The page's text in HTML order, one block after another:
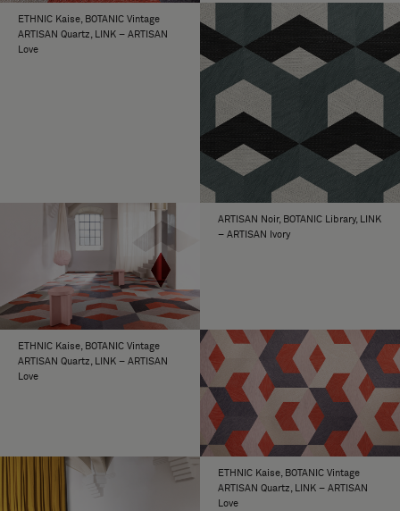
ETHNIC Kaise, BOTANIC Vintage
ARTISAN Quartz, LINK – ARTISAN
Love
ARTISAN Noir, BOTANIC Library, LINK
– ARTISAN Ivory
ETHNIC Kaise, BOTANIC Vintage
ARTISAN Quartz, LINK – ARTISAN
Love
ETHNIC Kaise, BOTANIC Vintage
ARTISAN Quartz, LINK – ARTISAN
Love